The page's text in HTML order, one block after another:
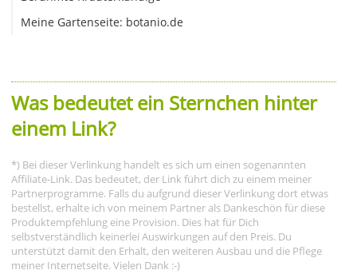
Meine Gartenseite: botanio.de
Was bedeutet ein Sternchen hinter
einem Link?
*) Bei dieser Verlinkung handelt es sich um einen sogenannten
Affiliate-Link. Das bedeutet, der Link führt dich zu einem meiner
Partnerprogramme. Falls du aufgrund dieser Verlinkung dort etwas
bestellst, erhalte ich von meinem Partner als Dankeschön für diese
Produktempfehlung eine Provision. Dies hat für Dich
selbstverständlich keinerlei Auswirkungen auf den Preis. Du
unterstützt damit den Erhalt, den weiteren Ausbau und die Pflege
meiner Internetseite. Vielen Dank :-)